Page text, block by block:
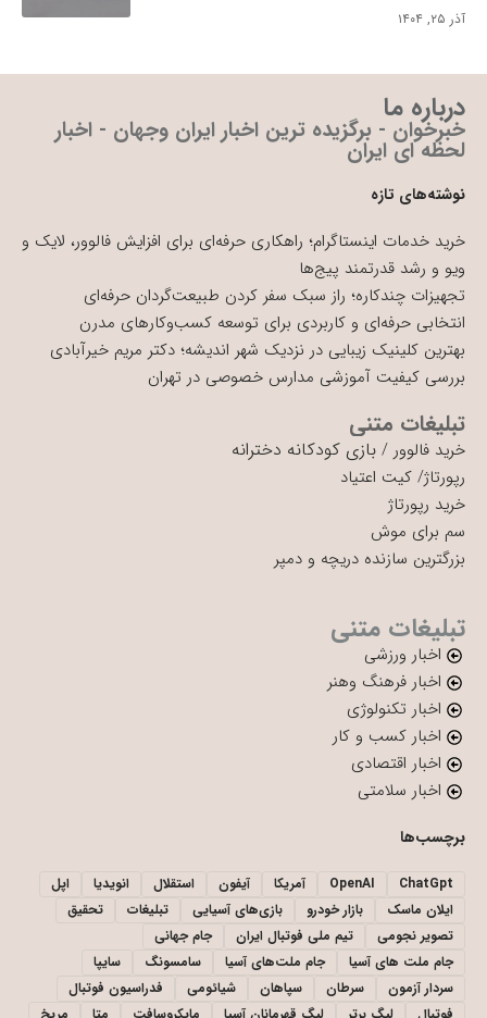
آذر ۲۵, ۱۴۰۴
درباره ما
خبرخوان - برگزیده ترین اخبار ایران وجهان - اخبار
لحظه ای ایران
نوشته‌های تازه
خرید خدمات اینستاگرام؛ راهکاری حرفه‌ای برای افزایش فالوور، لایک و
ویو و رشد قدرتمند پیج‌ها
تجهیزات چندکاره؛ راز سبک سفر کردن طبیعت‌گردان حرفه‌ای
انتخابی حرفه‌ای و کاربردی برای توسعه کسب‌وکارهای مدرن
بهترین کلینیک زیبایی در نزدیک شهر اندیشه؛ دکتر مریم خیرآبادی
بررسی کیفیت آموزشی مدارس خصوصی در تهران
تبلیغات متنی
خرید فالوور / بازی کودکانه دخترانه
رپورتاژ/ کیت اعتیاد
خرید رپورتاژ
سم برای موش
بزرگترین سازنده دریچه و دمپر
تبلیغات متنی
اخبار ورزشی
اخبار فرهنگ وهنر
اخبار تکنولوژی
اخبار کسب و کار
اخبار اقتصادی
اخبار سلامتی
برچسب‌ها
ChatGpt
OpenAI آمریکا آیفون استقلال انویدیا
اپل
ایلان ماسک
بازار خودرو بازی‌های آسیایی تبلیغات
تحقیق
تصویر نجومی
تیم ملی فوتبال ایران
جام جهانی
جام ملت های آسیا
جام ملت‌های آسیا سامسونگ
سایپا
سردار آزمون
سرطان سپاهان شیائومی
فدراسیون فوتبال